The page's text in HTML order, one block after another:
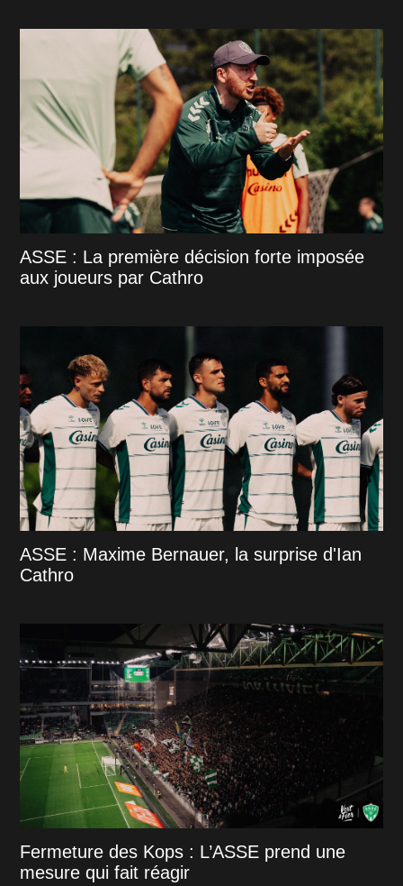
ASSE : La première décision forte imposée
aux joueurs par Cathro
ASSE : Maxime Bernauer, la surprise d'Ian
Cathro
Fermeture des Kops : L’ASSE prend une
mesure qui fait réagir